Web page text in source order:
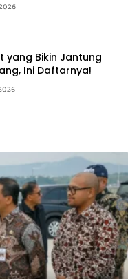
yang Bikin Jantung
Ini Daftarnya!